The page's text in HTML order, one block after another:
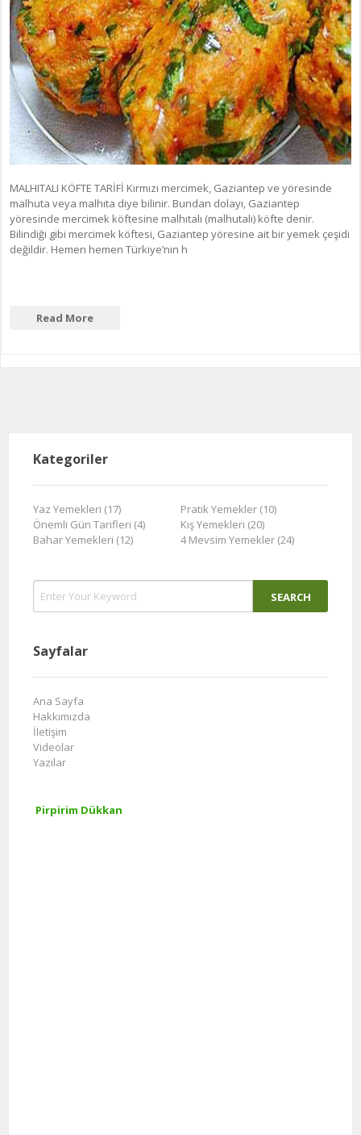
MALHITALI KÖFTE TARİFİ Kırmızı mercimek, Gaziantep ve yöresinde
malhuta veya malhıta diye bilinir. Bundan dolayı, Gaziantep
yöresinde mercimek köftesine malhıtalı (malhutalı) köfte denir.
Bilindiği gibi mercimek köftesi, Gaziantep yöresine ait bir yemek çeşidi
değildir. Hemen hemen Türkiye’nin h
Read More
Kategoriler
Yaz Yemekleri (17)
Pratik Yemekler (10)
Önemli Gün Tarifleri (4)
Kış Yemekleri (20)
Bahar Yemekleri (12)
4 Mevsim Yemekler (24)
Sayfalar
Ana Sayfa
Hakkımızda
İletişim
Videolar
Yazılar
Pirpirim Dükkan